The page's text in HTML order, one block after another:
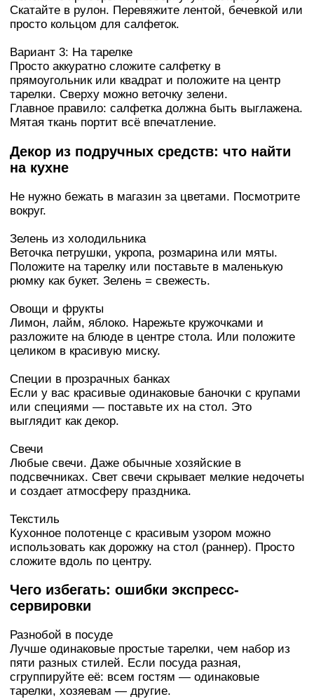
Скатайте в рулон. Перевяжите лентой, бечевкой или
просто кольцом для салфеток.
Вариант 3: На тарелке
Просто аккуратно сложите салфетку в
прямоугольник или квадрат и положите на центр
тарелки. Сверху можно веточку зелени.
Главное правило: салфетка должна быть выглажена.
Мятая ткань портит всё впечатление.
Декор из подручных средств: что найти
на кухне
Не нужно бежать в магазин за цветами. Посмотрите
вокруг.
Зелень из холодильника
Веточка петрушки, укропа, розмарина или мяты.
Положите на тарелку или поставьте в маленькую
рюмку как букет. Зелень = свежесть.
Овощи и фрукты
Лимон, лайм, яблоко. Нарежьте кружочками и
разложите на блюде в центре стола. Или положите
целиком в красивую миску.
Специи в прозрачных банках
Если у вас красивые одинаковые баночки с крупами
или специями — поставьте их на стол. Это
выглядит как декор.
Свечи
Любые свечи. Даже обычные хозяйские в
подсвечниках. Свет свечи скрывает мелкие недочеты
и создает атмосферу праздника.
Текстиль
Кухонное полотенце с красивым узором можно
использовать как дорожку на стол (раннер). Просто
сложите вдоль по центру.
Чего избегать: ошибки экспресс-
сервировки
Разнобой в посуде
Лучше одинаковые простые тарелки, чем набор из
пяти разных стилей. Если посуда разная,
сгруппируйте её: всем гостям — одинаковые
тарелки, хозяевам — другие.